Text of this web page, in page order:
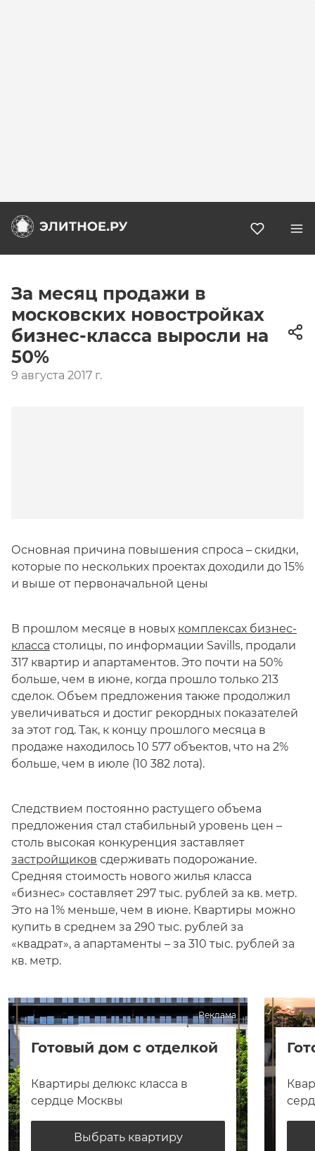
За месяц продажи в
московских новостройках
бизнес-класса выросли на
50%
9 августа 2017 г.
Основная причина повышения спроса – скидки,
которые по нескольких проектах доходили до 15%
и выше от первоначальной цены
В прошлом месяце в новых комплексах бизнес-
класса столицы, по информации Savills, продали
317 квартир и апартаментов. Это почти на 50%
больше, чем в июне, когда прошло только 213
сделок. Объем предложения также продолжил
увеличиваться и достиг рекордных показателей
за этот год. Так, к концу прошлого месяца в
продаже находилось 10 577 объектов, что на 2%
больше, чем в июле (10 382 лота).
Следствием постоянно растущего объема
предложения стал стабильный уровень цен –
столь высокая конкуренция заставляет
застройщиков сдерживать подорожание.
Средняя стоимость нового жилья класса
«бизнес» составляет 297 тыс. рублей за кв. метр.
Это на 1% меньше, чем в июне. Квартиры можно
купить в среднем за 290 тыс. рублей за
«квадрат», а апартаменты – за 310 тыс. рублей за
кв. метр.
Реклама
Готовый дом с отделкой
Квартиры делюкс класса в
сердце Москвы
Выбрать квартиру